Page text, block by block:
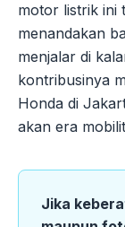
motor listrik ini
menandakan
menjalar di
kontribusinya
Honda di
akan era
Jika